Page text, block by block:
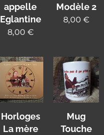
appelle
Eglantine
8,00 €
Modèle 2
8,00 €
Horloges
La mère
Mug
Touche